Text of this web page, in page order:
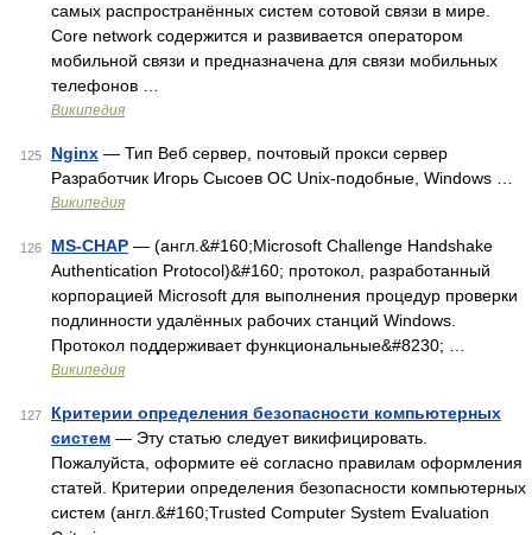
самых распространённых систем сотовой связи в мире.
Core network содержится и развивается оператором
мобильной связи и предназначена для связи мобильных
телефонов …
Википедия
125 Nginx — Тип Веб сервер, почтовый прокси сервер
Разработчик Игорь Сысоев ОС Unix‐подобные, Windows …
Википедия
126 MS-CHAP — (англ.&#160;Microsoft Challenge Handshake
Authentication Protocol)&#160; протокол, разработанный
корпорацией Microsoft для выполнения процедур проверки
подлинности удалённых рабочих станций Windows.
Протокол поддерживает функциональные&#8230; …
Википедия
127
Критерии определения безопасности компьютерных
систем — Эту статью следует викифицировать.
Пожалуйста, оформите её согласно правилам оформления
статей. Критерии определения безопасности компьютерных
систем (англ.&#160;Trusted Computer System Evaluation